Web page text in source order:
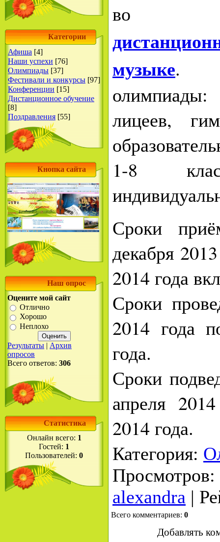
Категории
Афиша [4]
Наши успехи [76]
Олимпиады [37]
Фестивали и конкурсы [97]
Конференции [15]
Дистанционное обучение
[8]
Поздравления [55]
Кнопка сайта
Наш опрос
Оцените мой сайт
Отлично
Хорошо
Неплохо
Результаты | Архив
опросов
Всего ответов: 306
Статистика
Онлайн всего: 1
Гостей: 1
Пользователей: 0
музыке.
лицеев,
1-8
Сроки
декабря
2014 года
Сроки
2014 года
года.
Сроки
апреля
2014 года.
Категория:
Просмотров
alexandra |
Всего комментариев: 0
Добавлять